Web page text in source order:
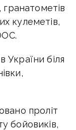
гранатометів
кулеметів,
України біля
проліт
бойовиків,